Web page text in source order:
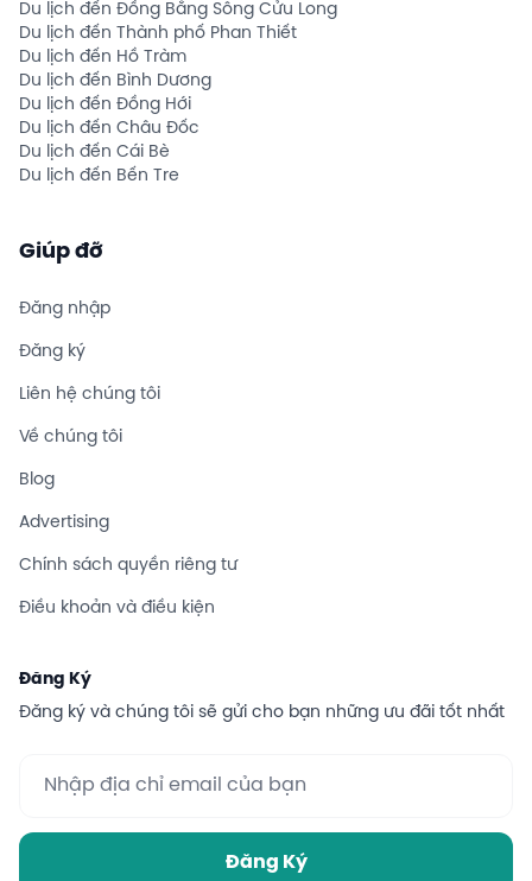
Du lịch đến Đồng Bằng Sông Cửu Long
Du lịch đến Thành phố Phan Thiết
Du lịch đến Hồ Tràm
Du lịch đến Bình Dương
Du lịch đến Đồng Hới
Du lịch đến Châu Đốc
Du lịch đến Cái Bè
Du lịch đến Bến Tre
Giúp đỡ
Đăng nhập
Đăng ký
Liên hệ chúng tôi
Về chúng tôi
Blog
Advertising
Chính sách quyền riêng tư
Điều khoản và điều kiện
Đăng Ký
Đăng ký và chúng tôi sẽ gửi cho bạn những ưu đãi tốt nhất
Đăng Ký